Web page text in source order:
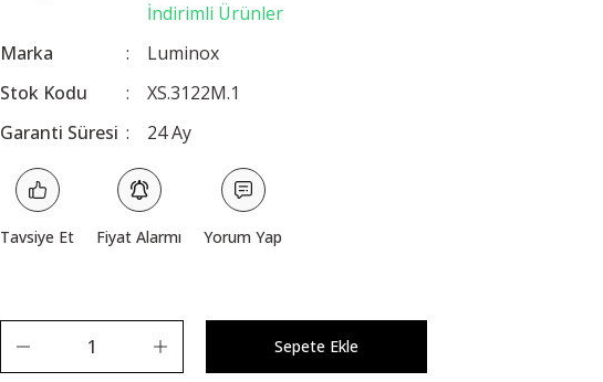
İndirimli Ürünler
Marka
Luminox
Stok Kodu
XS.3122M.1
Garanti Süresi
24 Ay
Tavsiye Et Fiyat Alarmı Yorum Yap
Sepete Ekle